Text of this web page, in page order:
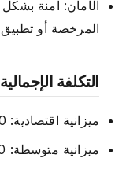
الأمان: آمنة
المرخصة أو تطبيق Grab
التكلفة
ميزانية اقتصادية: 600-900 دولار (5 أيام)
ميزانية متوسطة: 1,200-1,800 دولار (7 أيام)